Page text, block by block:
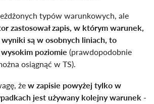
typów warunkowych, ale
zastosował zapis, w którym warunek,
są w osobnych liniach, to
poziomie (prawdopodobnie
osiągnąć w TS).
że w zapisie powyżej tylko w
jest używany kolejny warunek -